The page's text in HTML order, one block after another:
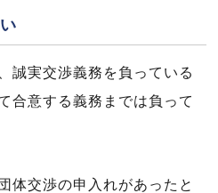
誠実交渉義務を負っている
合意する義務までは負って
体交渉の申入れがあったと